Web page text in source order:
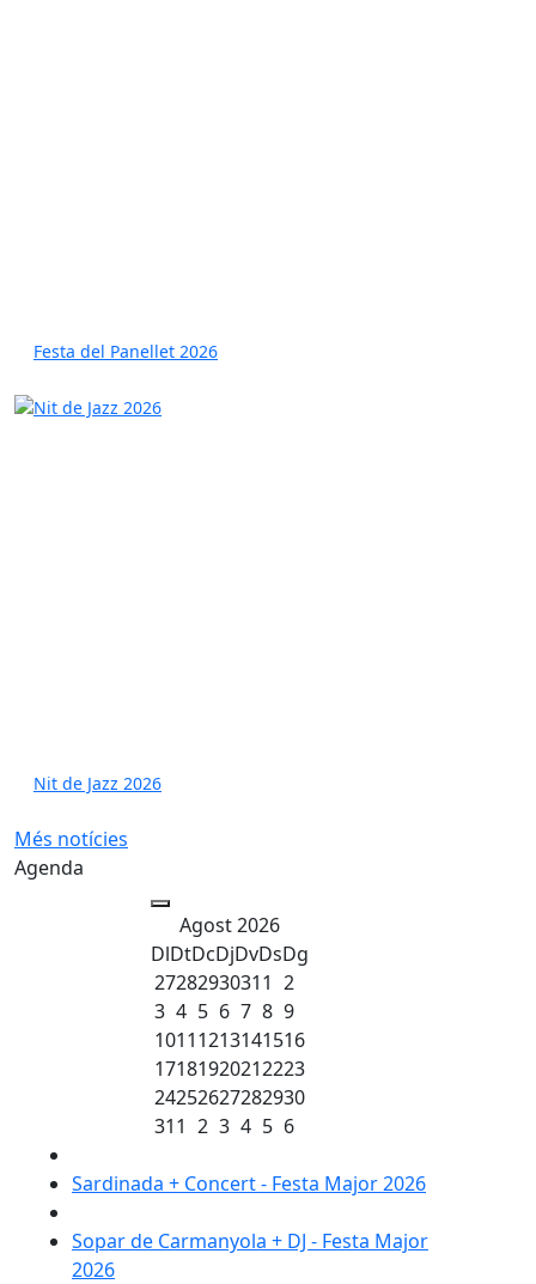
Festa del Panellet 2026
Nit de Jazz 2026
Més notícies
Agenda
Agost 2026
DlDtDcDjDvDsDg
27282930311 2
3 4 5 6 7 8 9
10111213141516
17181920212223
24252627282930
311 2 3 4 5 6
Sardinada + Concert - Festa Major 2026
Sopar de Carmanyola + DJ - Festa Major
2026